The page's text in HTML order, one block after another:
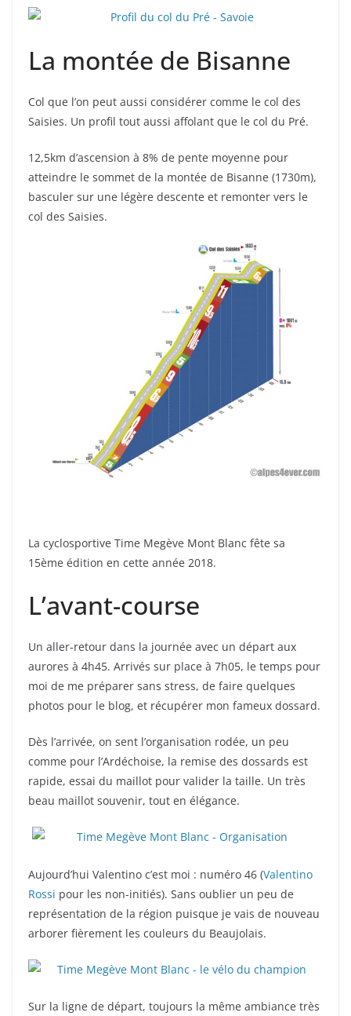
La montée de Bisanne
Col que l’on peut aussi considérer comme le col des
Saisies. Un profil tout aussi affolant que le col du Pré.
12,5km d’ascension à 8% de pente moyenne pour
atteindre le sommet de la montée de Bisanne (1730m),
basculer sur une légère descente et remonter vers le
col des Saisies.
La cyclosportive Time Megève Mont Blanc fête sa
15ème édition en cette année 2018.
L’avant-course
Un aller-retour dans la journée avec un départ aux
aurores à 4h45. Arrivés sur place à 7h05, le temps pour
moi de me préparer sans stress, de faire quelques
photos pour le blog, et récupérer mon fameux dossard.
Dès l’arrivée, on sent l’organisation rodée, un peu
comme pour l’Ardéchoise, la remise des dossards est
rapide, essai du maillot pour valider la taille. Un très
beau maillot souvenir, tout en élégance.
Aujourd’hui Valentino c’est moi : numéro 46 (Valentino
Rossi pour les non-initiés). Sans oublier un peu de
représentation de la région puisque je vais de nouveau
arborer fièrement les couleurs du Beaujolais.
Sur la ligne de départ, toujours la même ambiance très